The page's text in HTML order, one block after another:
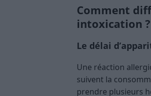
Comment
intoxication ?
Le délai
Une réaction
suivent la
prendre plusieurs